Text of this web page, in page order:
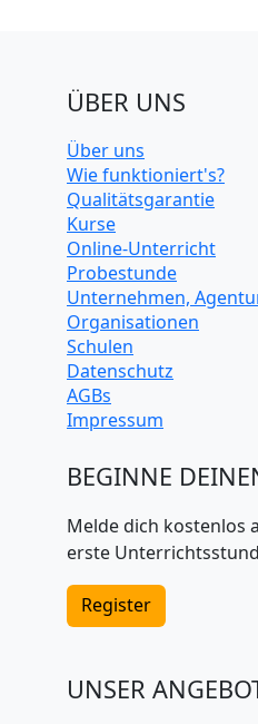
ÜBER UNS
Über uns
Wie funktioniert's?
Qualitätsgarantie
Kurse
Online-Unterricht
Probestunde
Unternehmen,
Organisationen
Schulen
Datenschutz
AGBs
Impressum
BEGINNE
Melde dich kostenlos
erste
Register
UNSER